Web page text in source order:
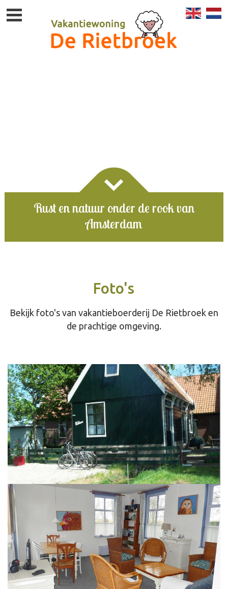
Rust en natuur onder de rook van
Amsterdam
Foto's
Bekijk foto's van vakantieboerderij De Rietbroek en
de prachtige omgeving.